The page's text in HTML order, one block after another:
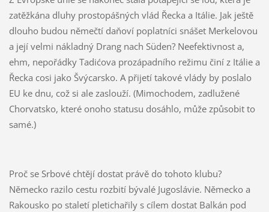
zatěžkána dluhy prostopášných vlád Řecka a Itálie. Jak ještě
dlouho budou němečtí daňoví poplatníci snášet Merkelovou
a její velmi nákladný Drang nach Süden? Neefektivnost a,
ehm, nepořádky Tadićova prozápadního režimu činí z Itálie a
Řecka cosi jako Švýcarsko. A přijetí takové vlády by poslalo
EU ke dnu, což si ale zaslouží. (Mimochodem, zadlužené
Chorvatsko, které onoho statusu dosáhlo, může způsobit to
samé.)
Proč se Srbové chtějí dostat právě do tohoto klubu?
Německo razilo cestu rozbití bývalé Jugoslávie. Německo a
Rakousko po staletí pletichařily s cílem dostat Balkán pod